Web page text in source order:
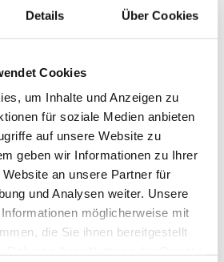
Details Über Cookies
Cookies
um Inhalte und Anzeigen zu
für soziale Medien anbieten
auf unsere Website zu
geben wir Informationen zu Ihrer
an unsere Partner für
und Analysen weiter. Unsere
möglicherweise mit
die Sie ihnen bereitgestellt